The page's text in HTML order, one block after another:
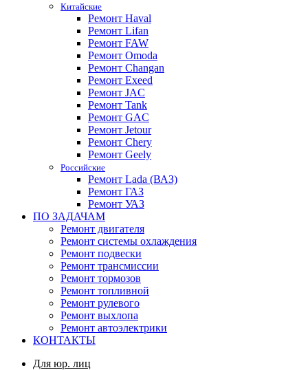
Китайские
Ремонт Haval
Ремонт Lifan
Ремонт FAW
Ремонт Omoda
Ремонт Changan
Ремонт Exeed
Ремонт JAC
Ремонт Tank
Ремонт GAC
Ремонт Jetour
Ремонт Chery
Ремонт Geely
Российские
Ремонт Lada (ВАЗ)
Ремонт ГАЗ
Ремонт УАЗ
ПО ЗАДАЧАМ
Ремонт двигателя
Ремонт системы охлаждения
Ремонт подвески
Ремонт трансмиссии
Ремонт тормозов
Ремонт топливной
Ремонт рулевого
Ремонт выхлопа
Ремонт автоэлектрики
КОНТАКТЫ
Для юр. лиц